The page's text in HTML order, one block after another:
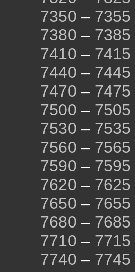
7350 – 7355
7380 – 7385
7410 – 7415
7440 – 7445
7470 – 7475
7500 – 7505
7530 – 7535
7560 – 7565
7590 – 7595
7620 – 7625
7650 – 7655
7680 – 7685
7710 – 7715
7740 – 7745